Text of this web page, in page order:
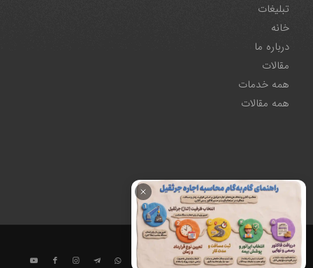
تبلیغات
خانه
درباره ما
مقالات
همه خدمات
همه مقالات
تمام حقوق وب سایت ایران ترابری محفوظ می باشد